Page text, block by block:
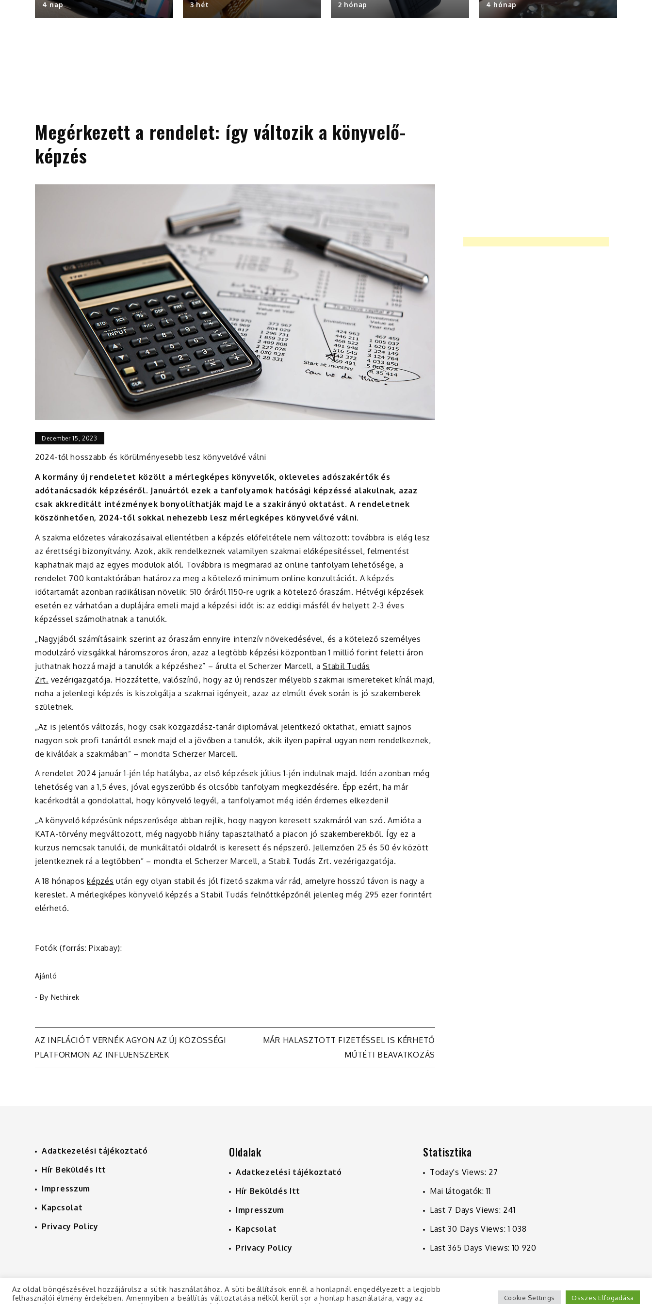
4 nap 3 hét 2 hónap 4 hónap
Megérkezett a rendelet: így változik a könyvelő-
képzés
December 15, 2023
2024-től hosszabb és körülményesebb lesz könyvelővé válni
A kormány új rendeletet közölt a mérlegképes könyvelők, okleveles adószakértők és
adótanácsadók képzéséről. Januártól ezek a tanfolyamok hatósági képzéssé alakulnak, azaz
csak akkreditált intézmények bonyolíthatják majd le a szakirányú oktatást. A rendeletnek
köszönhetően, 2024-től sokkal nehezebb lesz mérlegképes könyvelővé válni.
A szakma előzetes várakozásaival ellentétben a képzés előfeltétele nem változott: továbbra is elég lesz
az érettségi bizonyítvány. Azok, akik rendelkeznek valamilyen szakmai előképesítéssel, felmentést
kaphatnak majd az egyes modulok alól. Továbbra is megmarad az online tanfolyam lehetősége, a
rendelet 700 kontaktórában határozza meg a kötelező minimum online konzultációt. A képzés
időtartamát azonban radikálisan növelik: 510 óráról 1150-re ugrik a kötelező óraszám. Hétvégi képzések
esetén ez várhatóan a duplájára emeli majd a képzési időt is: az eddigi másfél év helyett 2-3 éves
képzéssel számolhatnak a tanulók.
„Nagyjából számításaink szerint az óraszám ennyire intenzív növekedésével, és a kötelező személyes
modulzáró vizsgákkal háromszoros áron, azaz a legtöbb képzési központban 1 millió forint feletti áron
juthatnak hozzá majd a tanulók a képzéshez” – árulta el Scherzer Marcell, aStabil Tudás
Zrt. vezérigazgatója. Hozzátette, valószínű, hogy az új rendszer mélyebb szakmai ismereteket kínál majd,
noha a jelenlegi képzés is kiszolgálja a szakmai igényeit, azaz az elmúlt évek során is jó szakemberek
születnek.
„Az is jelentős változás, hogy csak közgazdász-tanár diplomával jelentkező oktathat, emiatt sajnos
nagyon sok profi tanártól esnek majd el a jövőben a tanulók, akik ilyen papírral ugyan nem rendelkeznek,
de kiválóak a szakmában” – mondta Scherzer Marcell.
A rendelet 2024 január 1-jén lép hatályba, az első képzések július 1-jén indulnak majd. Idén azonban még
lehetőség van a 1,5 éves, jóval egyszerűbb és olcsóbb tanfolyam megkezdésére. Épp ezért, ha már
kacérkodtál a gondolattal, hogy könyvelő legyél, a tanfolyamot még idén érdemes elkezdeni!
„A könyvelő képzésünk népszerűsége abban rejlik, hogy nagyon keresett szakmáról van szó. Amióta a
KATA-törvény megváltozott, még nagyobb hiány tapasztalható a piacon jó szakemberekből. Így ez a
kurzus nemcsak tanulói, de munkáltatói oldalról is keresett és népszerű. Jellemzően 25 és 50 év között
jelentkeznek rá a legtöbben” – mondta el Scherzer Marcell, a Stabil Tudás Zrt. vezérigazgatója.
A 18 hónaposképzés után egy olyan stabil és jól fizető szakma vár rád, amelyre hosszú távon is nagy a
kereslet. A mérlegképes könyvelő képzés a Stabil Tudás felnőttképzőnél jelenleg még 295 ezer forintért
elérhető.
Fotók (forrás: Pixabay):
Ajánló
- By Nethirek
Bejegyzés
navigáció
AZ INFLÁCIÓT VERNÉK AGYON AZ ÚJ KÖZÖSSÉGI
PLATFORMON AZ INFLUENSZEREK
MÁR HALASZTOTT FIZETÉSSEL IS KÉRHETŐ
MŰTÉTI BEAVATKOZÁS
Adatkezelési tájékoztató
Hír Beküldés Itt
Impresszum
Kapcsolat
Privacy Policy
Oldalak
Adatkezelési tájékoztató
Hír Beküldés Itt
Impresszum
Kapcsolat
Privacy Policy
Statisztika
Today's Views: 27
Mai látogatók:11
Last 7 Days Views: 241
Last 30 Days Views:1 038
Last 365 Days Views:10 920
Az oldal böngészésével hozzájárulsz a sütik használatához. A süti beállítások ennél a honlapnál engedélyezett a legjobb
felhasználói élmény érdekében. Amennyiben a beállítás változtatása nélkül kerül sor a honlap használatára, vagy az
Cookie Settings Összes Elfogadása